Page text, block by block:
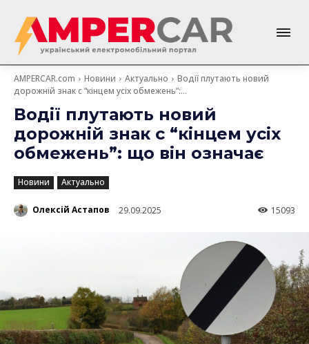
AMPERCAR.com Новини Актуально
Водії плутають новий
дорожній знак с “кінцем усіх обмежень”:...
Водії плутають новий
дорожній знак с “кінцем усіх
обмежень”: що він означає
Новини Актуально
Олексій Астапов 29.09.2025 15093